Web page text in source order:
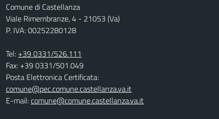
Comune di Castellanza
Viale Rimembranze, 4 - 21053 (Va)
P. IVA: 00252280128
Tel: +39 0331/526.111
Fax: +39 0331/501.049
Posta Elettronica Certificata:
comune@pec.comune.castellanza.va.it
E-mail:comune@comune.castellanza.va.it